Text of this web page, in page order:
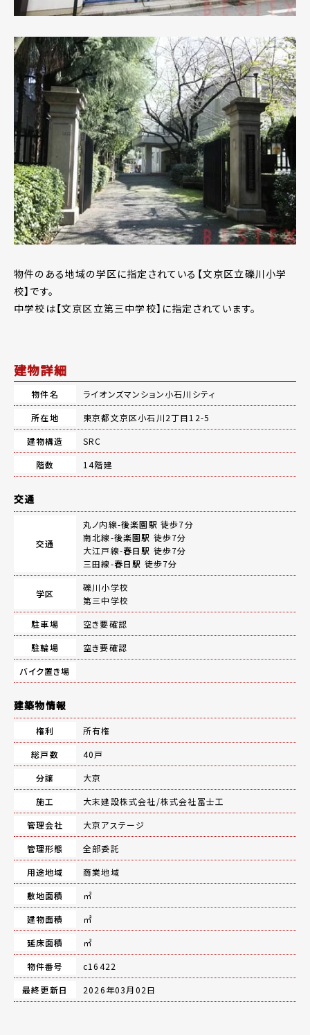
物件のある地域の学区に指定されている【文京区立礫川小学
校】です。
中学校は【文京区立第三中学校】に指定されています。
建物詳細
物件名
ライオンズマンション小石川シティ
所在地
東京都文京区小石川2丁目12-5
建物構造
SRC
階数
14階建
交通
交通
丸ノ内線-後楽園駅 徒歩7分
南北線-後楽園駅 徒歩7分
大江戸線-春日駅 徒歩7分
三田線-春日駅 徒歩7分
学区
礫川小学校
第三中学校
駐車場
空き要確認
駐輪場
空き要確認
バイク置き場
建築物情報
権利
所有権
総戸数
40戸
分譲
大京
施工
大末建設株式会社/株式会社冨士工
管理会社
大京アステージ
管理形態
全部委託
用途地域
商業地域
敷地面積
㎡
建物面積
㎡
延床面積
㎡
物件番号
c16422
最終更新日
2026年03月02日